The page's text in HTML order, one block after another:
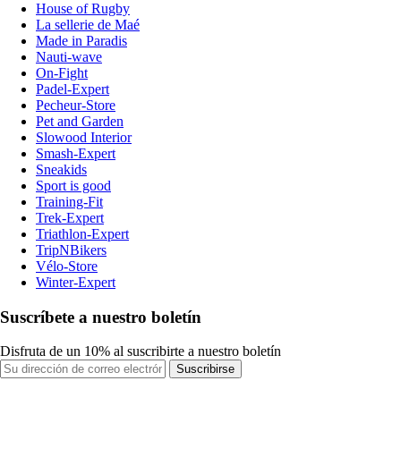
House of Rugby
La sellerie de Maé
Made in Paradis
Nauti-wave
On-Fight
Padel-Expert
Pecheur-Store
Pet and Garden
Slowood Interior
Smash-Expert
Sneakids
Sport is good
Training-Fit
Trek-Expert
Triathlon-Expert
TripNBikers
Vélo-Store
Winter-Expert
Suscríbete a nuestro boletín
Disfruta de un 10% al suscribirte a nuestro boletín
Suscribirse